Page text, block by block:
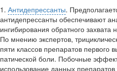
1. Антидепрессанты.
антидепрессанты обеспечивают
ингибирования обратного
По мнению экспертов,
пяти классов препа­ратов первого
патической боли. Побочные
использование дан­ных